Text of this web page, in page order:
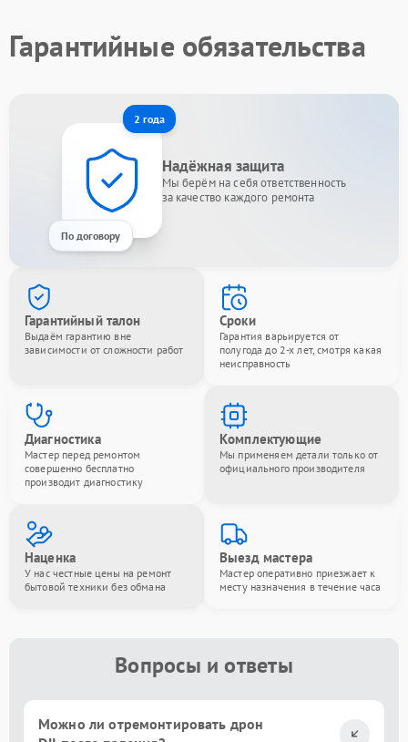
Гарантийные обязательства
2 года
По договору
Надёжная защита
Мы берём на себя ответственность
за качество каждого ремонта
Гарантийный талон
Выдаём гарантию вне
зависимости от сложности работ
Сроки
Гарантия варьируется от
полугода до 2-х лет, смотря какая
неисправность
Диагностика
Мастер перед ремонтом
совершенно бесплатно
производит диагностику
Комплектующие
Мы применяем детали только от
официального производителя
Наценка
У нас честные цены на ремонт
бытовой техники без обмана
Выезд мастера
Мастер оперативно приезжает к
месту назначения в течение часа
Вопросы и ответы
Можно ли отремонтировать дрон